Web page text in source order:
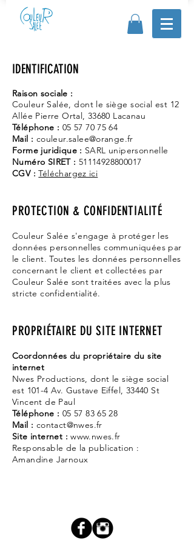
IDENTIFICATION
Raison sociale :
Couleur Salée, dont le siègesocial est 12
Allée Pierre Ortal, 33680 Lacanau
Téléphone : 05 57 70 75 64
Mail : couleur.salee@orange.fr
Forme juridique : SARL unipersonnelle
Numéro SIRET : 51114928800017
CGV : Téléchargez ici
PROTECTION & CONFIDENTIALITÉ
Couleur Salée s'engage à protéger les
données personnelles communiquées par
le client. Toutes les données personnelles
concernant le client et collectées par
Couleur Salée sont traitées avec la plus
stricte confidentialité.
PROPRIÉTAIRE DU SITE INTERNET
Coordonnées du propriétaire du site
internet
Nwes Productions, dont le siège social
est 101-4 Av. Gustave Eiffel, 33440 St
Vincent de Paul
Téléphone : 05 57 83 65 28
Mail : contact@nwes.fr
Site internet : www.nwes.fr
Responsable de la publication :
Amandine Jarnoux